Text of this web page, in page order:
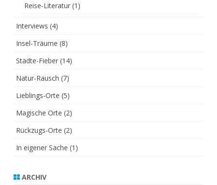
Reise-Literatur (1)
Interviews (4)
Insel-Träume (8)
Städte-Fieber (14)
Natur-Rausch (7)
Lieblings-Orte (5)
Magische Orte (2)
Rückzugs-Orte (2)
In eigener Sache (1)
ARCHIV